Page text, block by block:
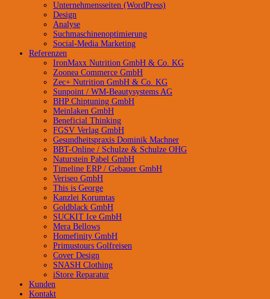
Unternehmensseiten (WordPress)
Design
Analyse
Suchmaschinenoptimierung
Social-Media Marketing
Referenzen
IronMaxx Nutrition GmbH & Co. KG
Zoonea Commerce GmbH
Zec+ Nutrition GmbH & Co. KG
Sunpoint / WM-Beautysystems AG
BHP Chiptuning GmbH
Meinlaken GmbH
Beneficial Thinking
FGSV Verlag GmbH
Gesundheitspraxis Dominik Machner
BBT-Online / Schulze & Schulze OHG
Naturstein Pabel GmbH
Timeline ERP / Gebauer GmbH
Veriseo GmbH
This is George
Kanzlei Korumtas
Goldblack GmbH
SUCKIT Ice GmbH
Mera Bellows
Homefinity GmbH
Primustours Golfreisen
Cover Design
SNASH Clothing
iStore Reparatur
Kunden
Kontakt